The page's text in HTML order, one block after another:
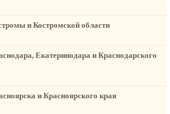
и Костромской области
Екатеринодара и Краснодарского
и Красноярского края